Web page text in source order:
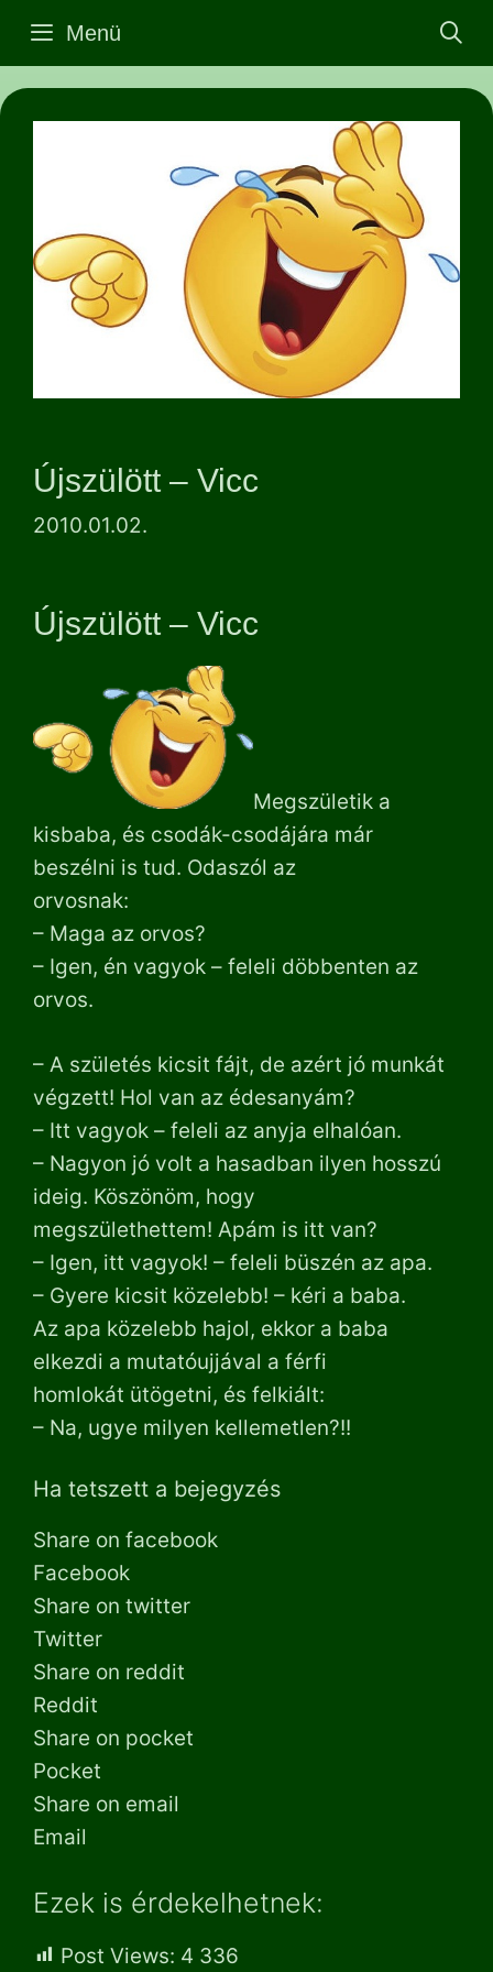
Menü
Újszülött – Vicc
2010.01.02.
Újszülött – Vicc
Megszületik a
kisbaba, és csodák-csodájára már
beszélni is tud. Odaszól az
orvosnak:
– Maga az orvos?
– Igen, én vagyok – feleli döbbenten az
orvos.
– A születés kicsit fájt, de azért jó munkát
végzett! Hol van az édesanyám?
– Itt vagyok – feleli az anyja elhalóan.
– Nagyon jó volt a hasadban ilyen hosszú
ideig. Köszönöm, hogy
megszülethettem! Apám is itt van?
– Igen, itt vagyok! – feleli büszén az apa.
– Gyere kicsit közelebb! – kéri a baba.
Az apa közelebb hajol, ekkor a baba
elkezdi a mutatóujjával a férfi
homlokát ütögetni, és felkiált:
– Na, ugye milyen kellemetlen?!!
Ha tetszett a bejegyzés
Share on facebook
Facebook
Share on twitter
Twitter
Share on reddit
Reddit
Share on pocket
Pocket
Share on email
Email
Ezek is érdekelhetnek:
Post Views: 4 336